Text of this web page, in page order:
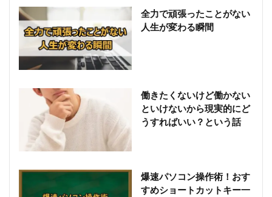
全力で頑張ったことがない
人生が変わる瞬間
働きたくないけど働かない
といけないから現実的にど
うすればいい？という話
爆速パソコン操作術！おす
すめショートカットキー一